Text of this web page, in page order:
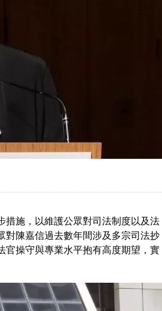
措施，以維護公眾對司法制度以及法
對陳嘉信過去數年間涉及多宗司法抄
官操守與專業水平抱有高度期望，實